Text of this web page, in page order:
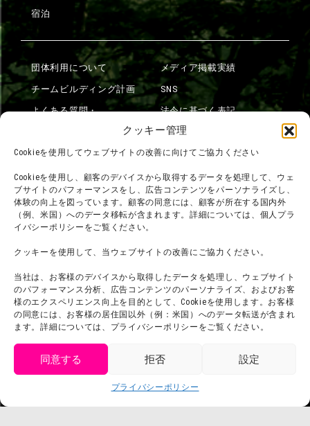
クッキー管理
Cookieを使用してウェブサイトの改善に向けてご協力ください
Cookieを使用し、顧客のデバイスから取得するデータを処理して、ウェ
ブサイトのパフォーマンスをし、広告コンテンツをパーソナライズし、
体験の向上を図っています。顧客の同意には、顧客が所在する国内外
（例、米国）へのデータ移転が含まれます。詳細については、個人プラ
イバシーポリシーをご覧ください。
クッキーを使用して、当ウェブサイトの改善にご協力ください。
当社は、お客様のデバイスから取得したデータを処理し、ウェブサイト
のパフォーマンス分析、広告コンテンツのパーソナライズ、およびお客
様のエクスペリエンス向上を目的として、Cookieを使用します。お客様
の同意には、お客様の居住国以外（例：米国）へのデータ転送が含まれ
ます。詳細については、プライバシーポリシーをご覧ください。
同意する 拒否 設定
プライバシーポリシー
宿泊
団体利用について
チームビルディング計画
よくある質問・
利用規約
プレスリリース
メディア掲載実績
SNS
法令に基づく表記
会社概要
スタッフ募集